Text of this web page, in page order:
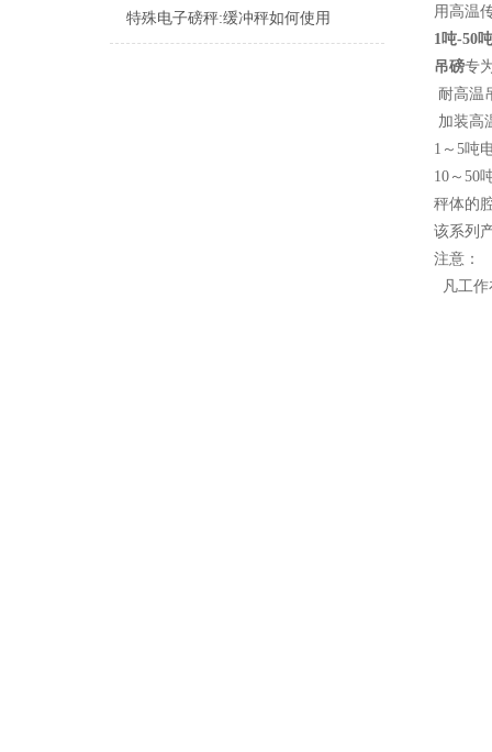
特殊电子磅秤:缓冲秤如何使用
用高温
1吨-50
吊磅专
耐高温
加装高
1～5吨
10～50
秤体的
该系列
注意：
凡工作